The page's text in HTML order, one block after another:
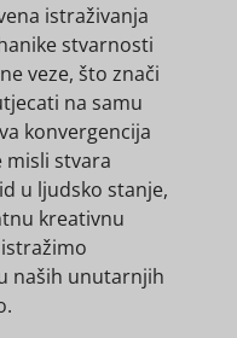
istraživanja
stvarnosti
veze, što znači
na samu
konvergencija
stvara
u ljudsko stanje,
kreativnu
naših unutarnjih